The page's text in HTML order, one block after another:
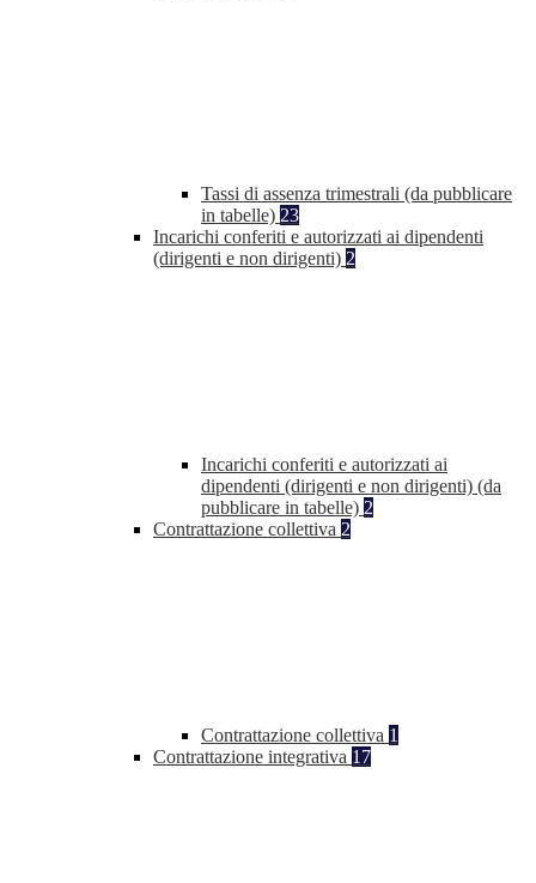
Tassi di assenza trimestrali (da pubblicare
in tabelle) 23
Incarichi conferiti e autorizzati ai dipendenti
(dirigenti e non dirigenti) 2
Incarichi conferiti e autorizzati ai
dipendenti (dirigenti e non dirigenti) (da
pubblicare in tabelle) 2
Contrattazione collettiva 2
Contrattazione collettiva 1
Contrattazione integrativa 17